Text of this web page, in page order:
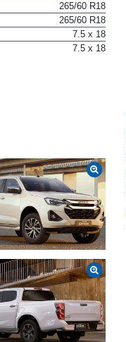
265/60 R18
265/60 R18
7.5 x 18
7.5 x 18